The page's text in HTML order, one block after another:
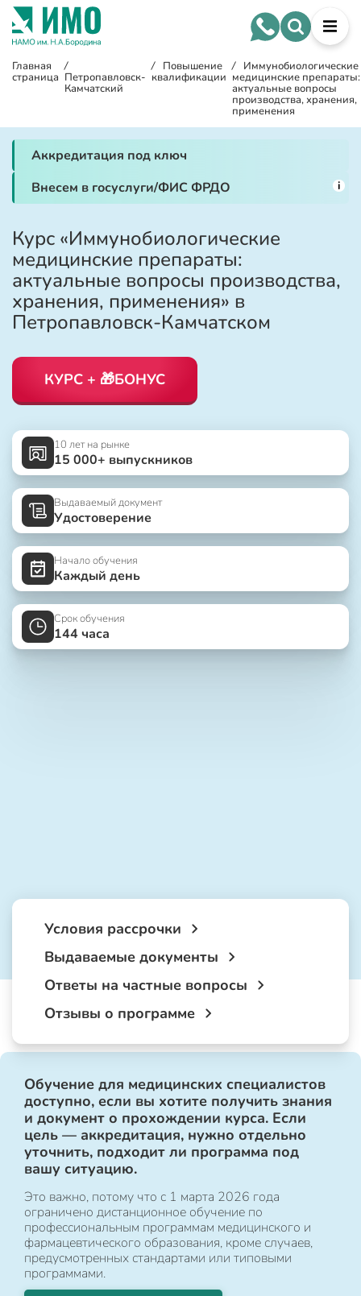
Главная
страница
/
Петропавловск-
Камчатский
/ Повышение
квалификации
/ Иммунобиологические
медицинские препараты:
актуальные вопросы
производства, хранения,
применения
Аккредитация под ключ
Внесем в госуслуги/ФИС ФРДО
i
Курс «Иммунобиологические
медицинские препараты:
актуальные вопросы производства,
хранения, применения» в
Петропавловск-Камчатском
КУРС + 🎁БОНУС
10 лет на рынке
15 000+ выпускников
Выдаваемый документ
Удостоверение
Начало обучения
Каждый день
Срок обучения
144 часа
Условия рассрочки
Выдаваемые документы
Ответы на частные вопросы
Отзывы о программе
Обучение для медицинских специалистов
доступно, если вы хотите получить знания
и документ о прохождении курса. Если
цель — аккредитация, нужно отдельно
уточнить, подходит ли программа под
вашу ситуацию.
Это важно, потому что с 1 марта 2026 года
ограничено дистанционное обучение по
профессиональным программам медицинского и
фармацевтического образования, кроме случаев,
предусмотренных стандартами или типовыми
программами.